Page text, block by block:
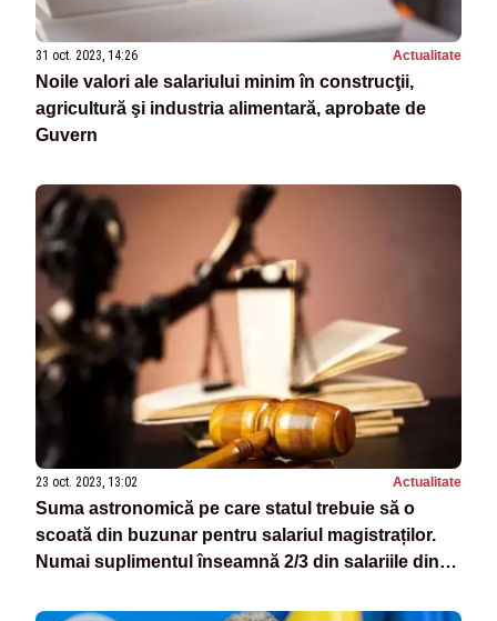
31 oct. 2023, 14:26 Actualitate
Noile valori ale salariului minim în construcţii,
agricultură şi industria alimentară, aprobate de
Guvern
23 oct. 2023, 13:02 Actualitate
Suma astronomică pe care statul trebuie să o
scoată din buzunar pentru salariul magistraților.
Numai suplimentul înseamnă 2/3 din salariile din